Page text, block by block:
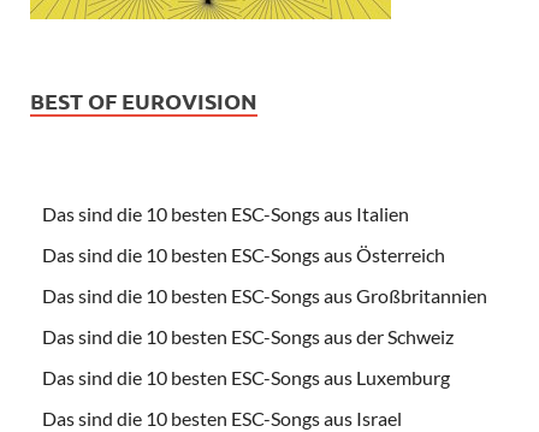
BEST OF EUROVISION
Das sind die 10 besten ESC-Songs aus Italien
Das sind die 10 besten ESC-Songs aus Österreich
Das sind die 10 besten ESC-Songs aus Großbritannien
Das sind die 10 besten ESC-Songs aus der Schweiz
Das sind die 10 besten ESC-Songs aus Luxemburg
Das sind die 10 besten ESC-Songs aus Israel